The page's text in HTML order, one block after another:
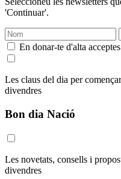
'Continuar'.
En donar-te d'alta
Les claus del dia per
divendres
Bon dia Nació
Les novetats, consells i
divendres